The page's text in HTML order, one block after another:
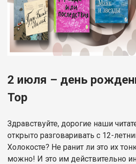
2 июля – день
Тор
Здравствуйте, дорогие наши
открыто разговаривать с 12-
Холокосте? Не ранит ли это их
можно! И это им действительно